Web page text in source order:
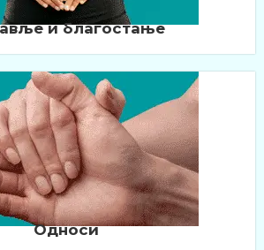
и благостање
Односи